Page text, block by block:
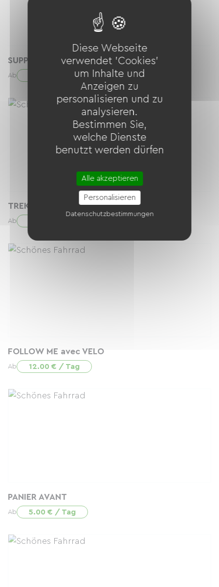
SUPPORT SMARTPHONE
Ab 0.00 € / Tag
TREK VERVE 2 - L 173 - 190
Ab
FOLLOW ME avec VELO
Ab 12.00 € / Tag
PANIER AVANT
Ab 5.00 € / Tag
Diese Webseite
verwendet 'Cookies'
um Inhalte und
Anzeigen zu
personalisieren und zu
analysieren.
Bestimmen Sie,
welche Dienste
benutzt werden dürfen
Alle akzeptieren
Personalisieren
Datenschutzbestimmungen